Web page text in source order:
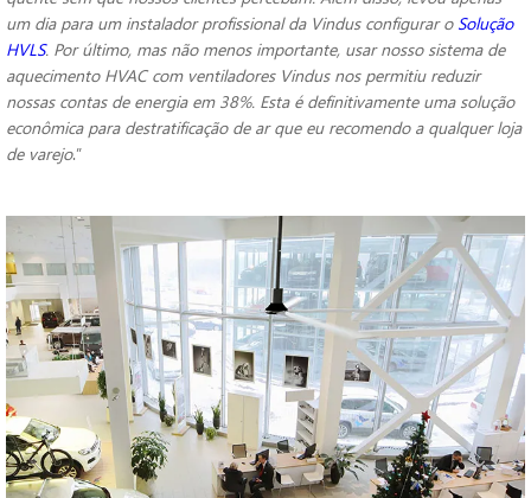
um dia para um instalador profissional da Vindus configurar oSolução
HVLS. Por último, mas não menos importante, usar nosso sistema de
aquecimento HVAC com ventiladores Vindus nos permitiu reduzir
nossas contas de energia em 38%. Esta é definitivamente uma solução
econômica para destratificação de ar que eu recomendo a qualquer loja
de varejo.”